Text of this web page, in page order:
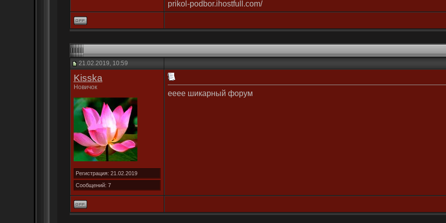
prikol-podbor.ihostfull.com/
21.02.2019, 10:59
Kisska
Новичок
Регистрация: 21.02.2019
Сообщений: 7
ееее шикарный форум